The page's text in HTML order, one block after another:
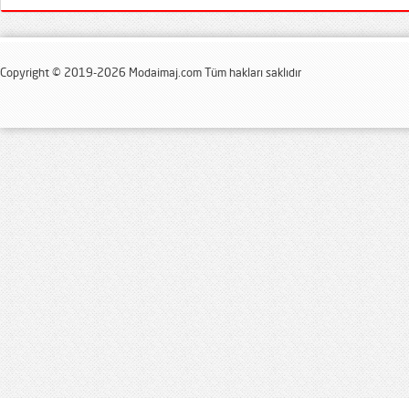
Copyright © 2019-2026 Modaimaj.com Tüm hakları saklıdır